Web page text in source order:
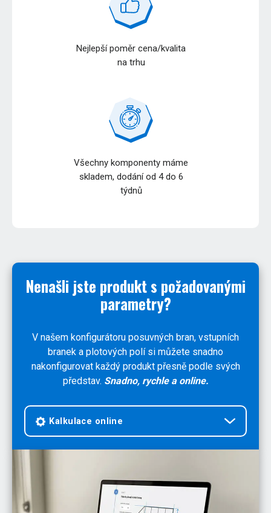
Nejlepší poměr cena/kvalita
na trhu
Všechny komponenty máme
skladem, dodání od 4 do 6
týdnů
Nenašli jste produkt s požadovanými
parametry?
V našem konfigurátoru posuvných bran, vstupních
branek a plotových polí si můžete snadno
nakonfigurovat každý produkt přesně podle svých
představ. Snadno, rychle a online.
Kalkulace online